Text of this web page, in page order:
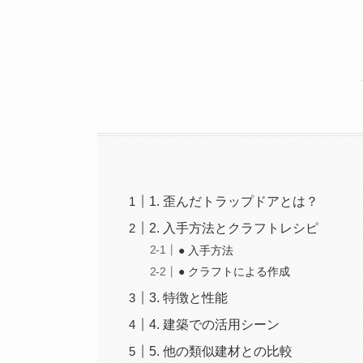
1. 歪んだトラップドアとは？
2. 入手方法とクラフトレシピ
● 入手方法
● クラフトによる作成
3. 特徴と性能
4. 建築での活用シーン
5. 他の類似建材との比較